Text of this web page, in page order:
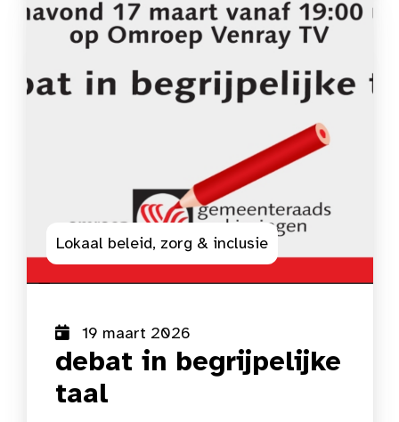
Lokaal beleid, zorg & inclusie
19 maart 2026
debat in begrijpelijke
taal